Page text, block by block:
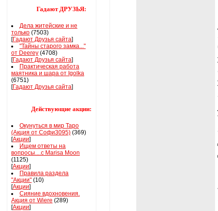
Гадают ДРУЗЬЯ:
Дела житейские и не
только (7503)
[Гадают Друзья сайта]
"Тайны старого замка..."
от Deerey (4708)
[Гадают Друзья сайта]
Практическая работа
маятника и шара от Igolka
(6751)
[Гадают Друзья сайта]
Действующие акции:
Окунуться в мир Таро
(Акция от Софи3095) (369)
[Акции]
Ищем ответы на
вопросы....с Marisa Moon
(1125)
[Акции]
Правила раздела
"Акции" (10)
[Акции]
Сияние вдохновения.
Акция от Wiere (289)
[Акции]